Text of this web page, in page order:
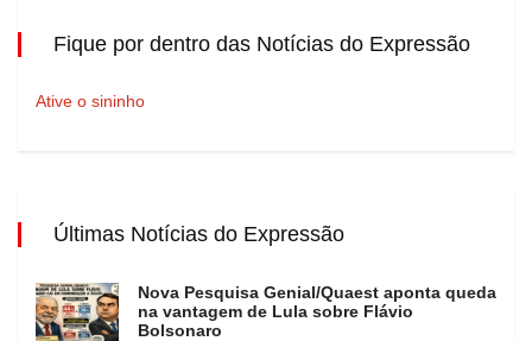
Fique por dentro das Notícias do Expressão
Ative o sininho
Últimas Notícias do Expressão
Nova Pesquisa Genial/Quaest aponta queda
na vantagem de Lula sobre Flávio
Bolsonaro